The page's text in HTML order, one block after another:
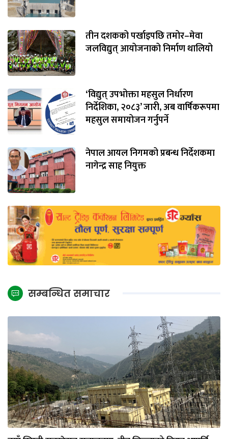
तीन दशकको पर्खाइपछि तमोर–मेवा
जलविद्युत् आयोजनाको निर्माण थालियो
‘विद्युत् उपभोक्ता महसुल निर्धारण
निर्देशिका, २०८३’ जारी, अब वार्षिकरूपमा
महसुल समायोजन गर्नुपर्ने
नेपाल आयल निगमको प्रबन्ध निर्देशकमा
नागेन्द्र साह नियुक्त
सम्बन्धित समाचार